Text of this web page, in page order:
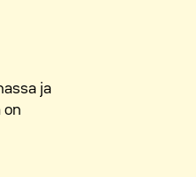
ja
on